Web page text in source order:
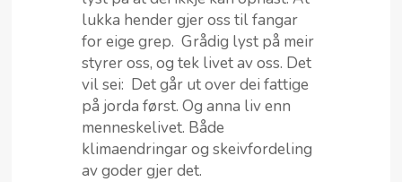
lukka hender gjer oss til fangar
for eige grep. Grådig lyst på meir
styrer oss, og tek livet av oss. Det
vil sei: Det går ut over dei fattige
på jorda først. Og anna liv enn
menneskelivet. Både
klimaendringar og skeivfordeling
av goder gjer det.